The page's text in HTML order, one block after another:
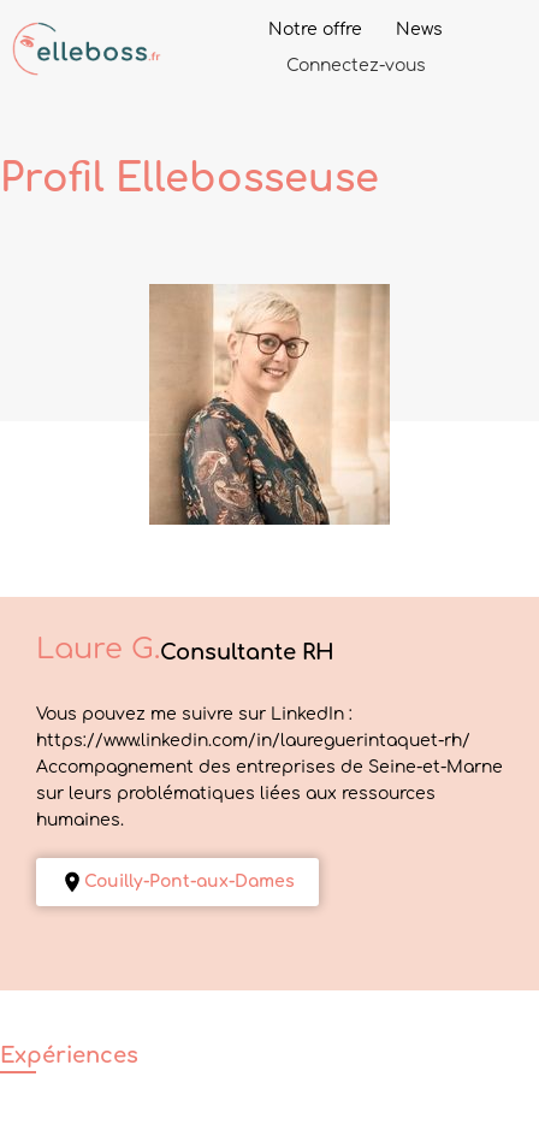
Notre offre
News
Connectez-vous
Profil Ellebosseuse
Laure G.Consultante RH
Vous pouvez me suivre sur LinkedIn :
https://www.linkedin.com/in/laureguerintaquet-rh/
Accompagnement des entreprises de Seine-et-Marne
sur leurs problématiques liées aux ressources
humaines.
Couilly-Pont-aux-Dames
Expériences